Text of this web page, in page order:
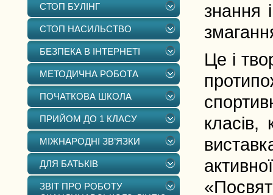
СТОП БУЛІНГ
СТОП НАСИЛЬСТВО
БЕЗПЕКА В ІНТЕРНЕТІ
МЕТОДИЧНА РОБОТА
ПОЧАТКОВА ШКОЛА
ПРИЙОМ ДО 1 КЛАСУ
МІЖНАРОДНІ ЗВ’ЯЗКИ
ДЛЯ БАТЬКІВ
ЗВІТ ПРО РОБОТУ
знання
Це і
класів,